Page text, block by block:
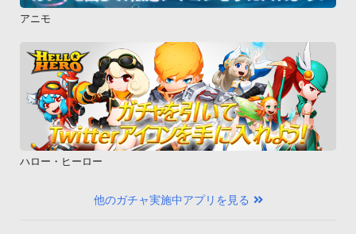
アニモ
ハロー・ヒーロー
他のガチャ実施中アプリを見る